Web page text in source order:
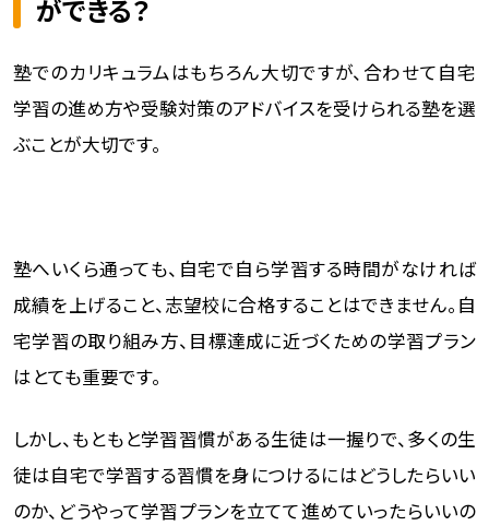
ができる？
塾でのカリキュラムはもちろん大切ですが、合わせて自宅
学習の進め方や受験対策のアドバイスを受けられる塾を選
ぶことが大切です。
塾へいくら通っても、自宅で自ら学習する時間がなければ
成績を上げること、志望校に合格することはできません。自
宅学習の取り組み方、目標達成に近づくための学習プラン
はとても重要です。
しかし、もともと学習習慣がある生徒は一握りで、多くの生
徒は自宅で学習する習慣を身につけるにはどうしたらいい
のか、どうやって学習プランを立てて進めていったらいいの